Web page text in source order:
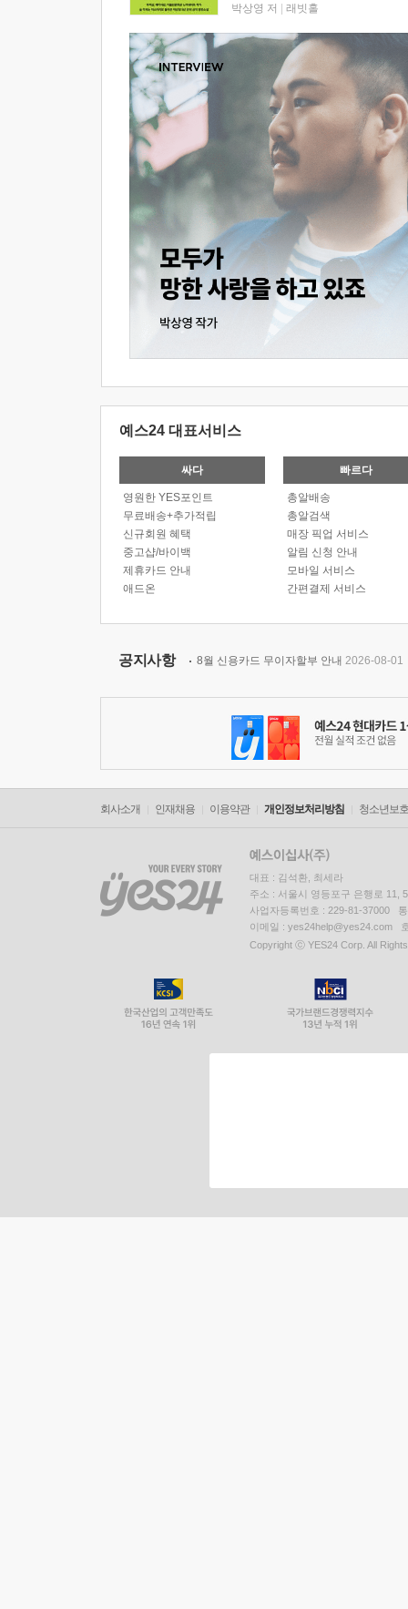
박상영 저 래빗홀
예스24 대표서비스
싸다
영원한 YES포인트
무료배송+추가적립
신규회원 혜택
중고샵/바이백
제휴카드 안내
애드온
빠르다
총알배송
총알검색
매장 픽업 서비스
알림 신청 안내
모바일 서비스
간편결제 서비스
공지사항 8월 신용카드 무이자할부 안내 2026-08-01
회사소개 인재채용 이용약관 개인정보처리방침 청소년보
대표 : 김석환, 최세라
주소 : 서울시 영등포구 은행로 11,
사업자등록번호 : 229-81-37000
이메일 : yes24help@yes24.com
Copyright ⓒ YES24 Corp. All